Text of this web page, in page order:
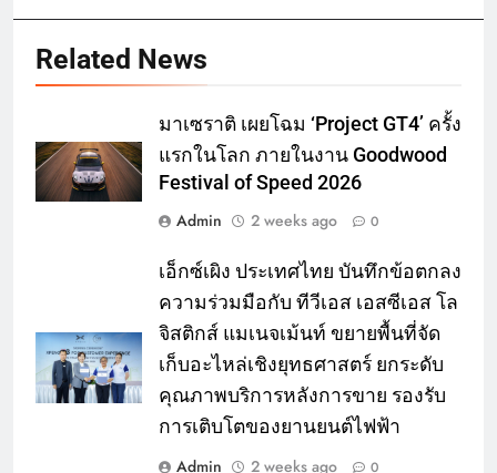
Related News
มาเซราติ เผยโฉม ‘Project GT4’ ครั้ง
แรกในโลก ภายในงาน Goodwood
Festival of Speed 2026
Admin
2 weeks ago 0
เอ็กซ์เผิง ประเทศไทย บันทึกข้อตกลง
ความร่วมมือกับ ทีวีเอส เอสซีเอส โล
จิสติกส์ แมเนจเม้นท์ ขยายพื้นที่จัด
เก็บอะไหล่เชิงยุทธศาสตร์ ยกระดับ
คุณภาพบริการหลังการขาย รองรับ
การเติบโตของยานยนต์ไฟฟ้า
Admin
2 weeks ago 0